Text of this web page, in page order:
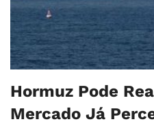
Hormuz Pode
Mercado Já